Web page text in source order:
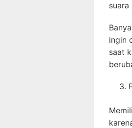
suara
ingin
saat